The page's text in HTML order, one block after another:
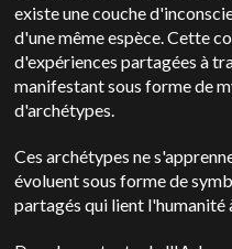
existe une couche
d'une même espèce. Cette
d'expériences partagées à
manifestant sous forme de
d'archétypes.
Ces archétypes ne
évoluent sous forme de
partagés qui lient l'humanité